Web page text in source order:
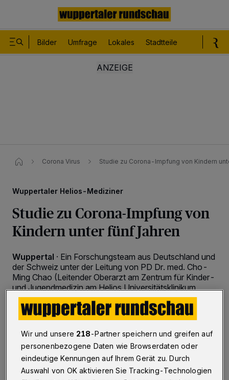
Bilder Umfrage Lokales Stadtteile
Corona Virus Studie zu Corona-Impfung von Kindern
Wuppertaler Helios-Mediziner
Studie zu Corona-Impfung von
Kindern unter fünf Jahren
Wuppertal · Ein Forschungsteam aus Deutschland und
der Schweiz unter der Leitung von PD Dr. med. Cho-
Ming Chao (Leitender Oberarzt am Zentrum für Kinder-
und Jugendmedizin am Helios Universitätsklinikum
Wuppertal) hat sich im Zuge einer Studie mit den
Nebenwirkungen einer Corona-Impfung bei Kindern
unter fünf Jahren beschäftigt. Die Ergebnisse wurden
nun im Fachjournal „JAMA Network Open“
veröffentlicht.
Wir und unsere 218-Partner speichern und greifen auf
personenbezogene Daten wie Browserdaten oder
eindeutige Kennungen auf Ihrem Gerät zu. Durch
Auswahl von OK aktivieren Sie Tracking-Technologien